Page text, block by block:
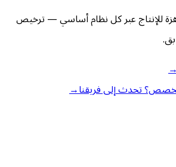
للإنتاج عبر كل نظام أساسي — ترخيص
تحدث إلى فريقنا→